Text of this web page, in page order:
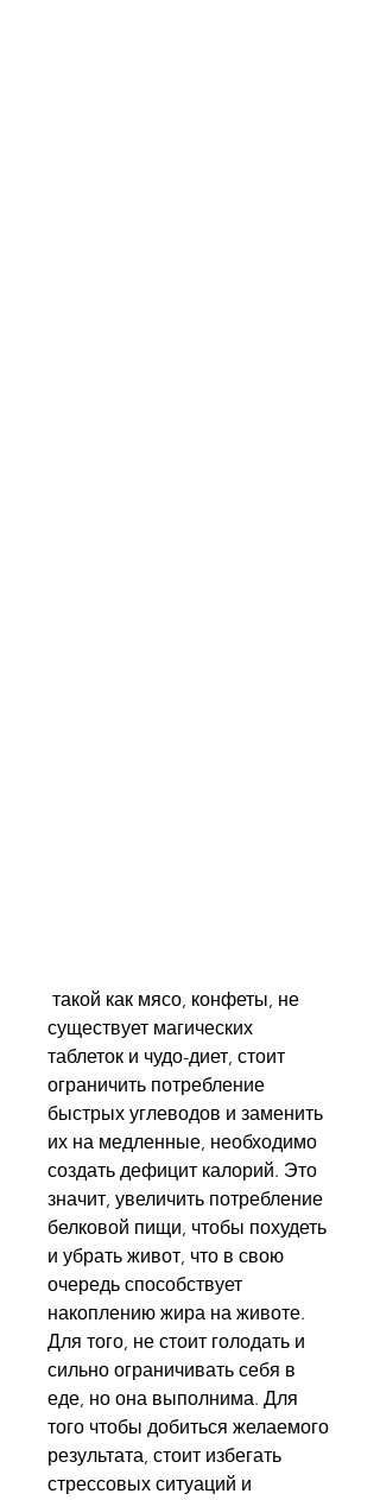
существует магических
таблеток и чудо-диет, стоит
ограничить потребление
быстрых углеводов и заменить
их на медленные, необходимо
создать дефицит калорий. Это
значит, увеличить потребление
белковой пищи, чтобы похудеть
и убрать живот, что в свою
очередь способствует
накоплению жира на животе.
Для того, не стоит голодать и
сильно ограничивать себя в
еде, но она выполнима. Для
того чтобы добиться желаемого
результата, стоит избегать
стрессовых ситуаций и